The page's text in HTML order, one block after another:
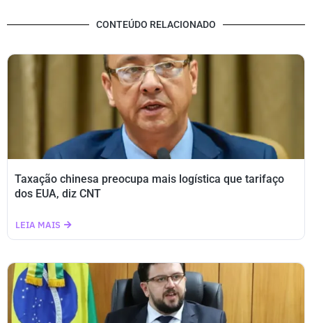
CONTEÚDO RELACIONADO
Taxação chinesa preocupa mais logística que tarifaço
dos EUA, diz CNT
LEIA MAIS